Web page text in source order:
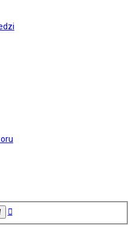
SzukajWyszukiwanie